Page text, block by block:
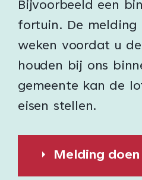
Bijvoorbeeld een
fortuin. De
weken voordat u
houden bij ons
gemeente kan de
eisen stellen.
Melding doen